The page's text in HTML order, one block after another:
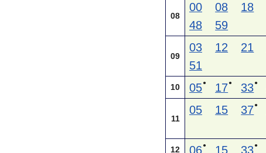
08
00 08 18
48
59
09
03 12 21
51
10 05● 17● 33●
11
05 15 37●
12 06● 15 33●